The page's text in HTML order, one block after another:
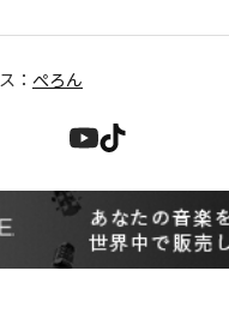
： ぺろん